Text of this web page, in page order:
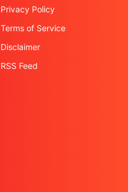
Privacy Policy
Terms of Service
Disclaimer
RSS Feed